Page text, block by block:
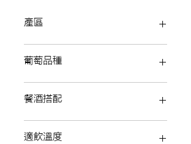
產區
葡萄品種
餐酒搭配
適飲溫度